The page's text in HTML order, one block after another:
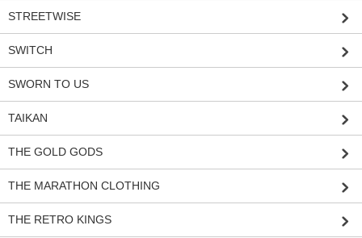
STREETWISE
SWITCH
SWORN TO US
TAIKAN
THE GOLD GODS
THE MARATHON CLOTHING
THE RETRO KINGS